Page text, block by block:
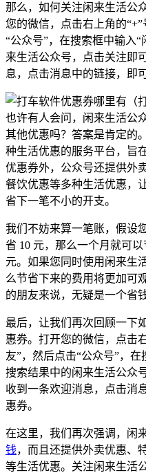
那么，如何关注闲来生活公
您的微信，点击右上角的
“公众号”，在搜索框中输入
来生活公众号，点击关注即
息，点击消息中的链接，即
也许有人会问，闲来生活公
其他优惠吗？答案是肯定的
种生活优惠的服务平台，旨
优惠券外，公众号还提供外
餐饮优惠等多种生活优惠，
省下一笔不小的开支。
我们不妨来算一笔账，假设
省 10 元，那么一个月就可
元。如果您同时使用闲来生
么节省下来的费用将更加可
的朋友来说，无疑是一个省
最后，让我们再次回顾一下
惠券。打开您的微信，点击
友”，然后点击“公众号”，
搜索结果中的闲来生活公众
收到一条欢迎消息，点击消
惠券。
在这里，我们再次强调，闲
钱，而且还提供外卖优惠、
等生活优惠。关注闲来生活